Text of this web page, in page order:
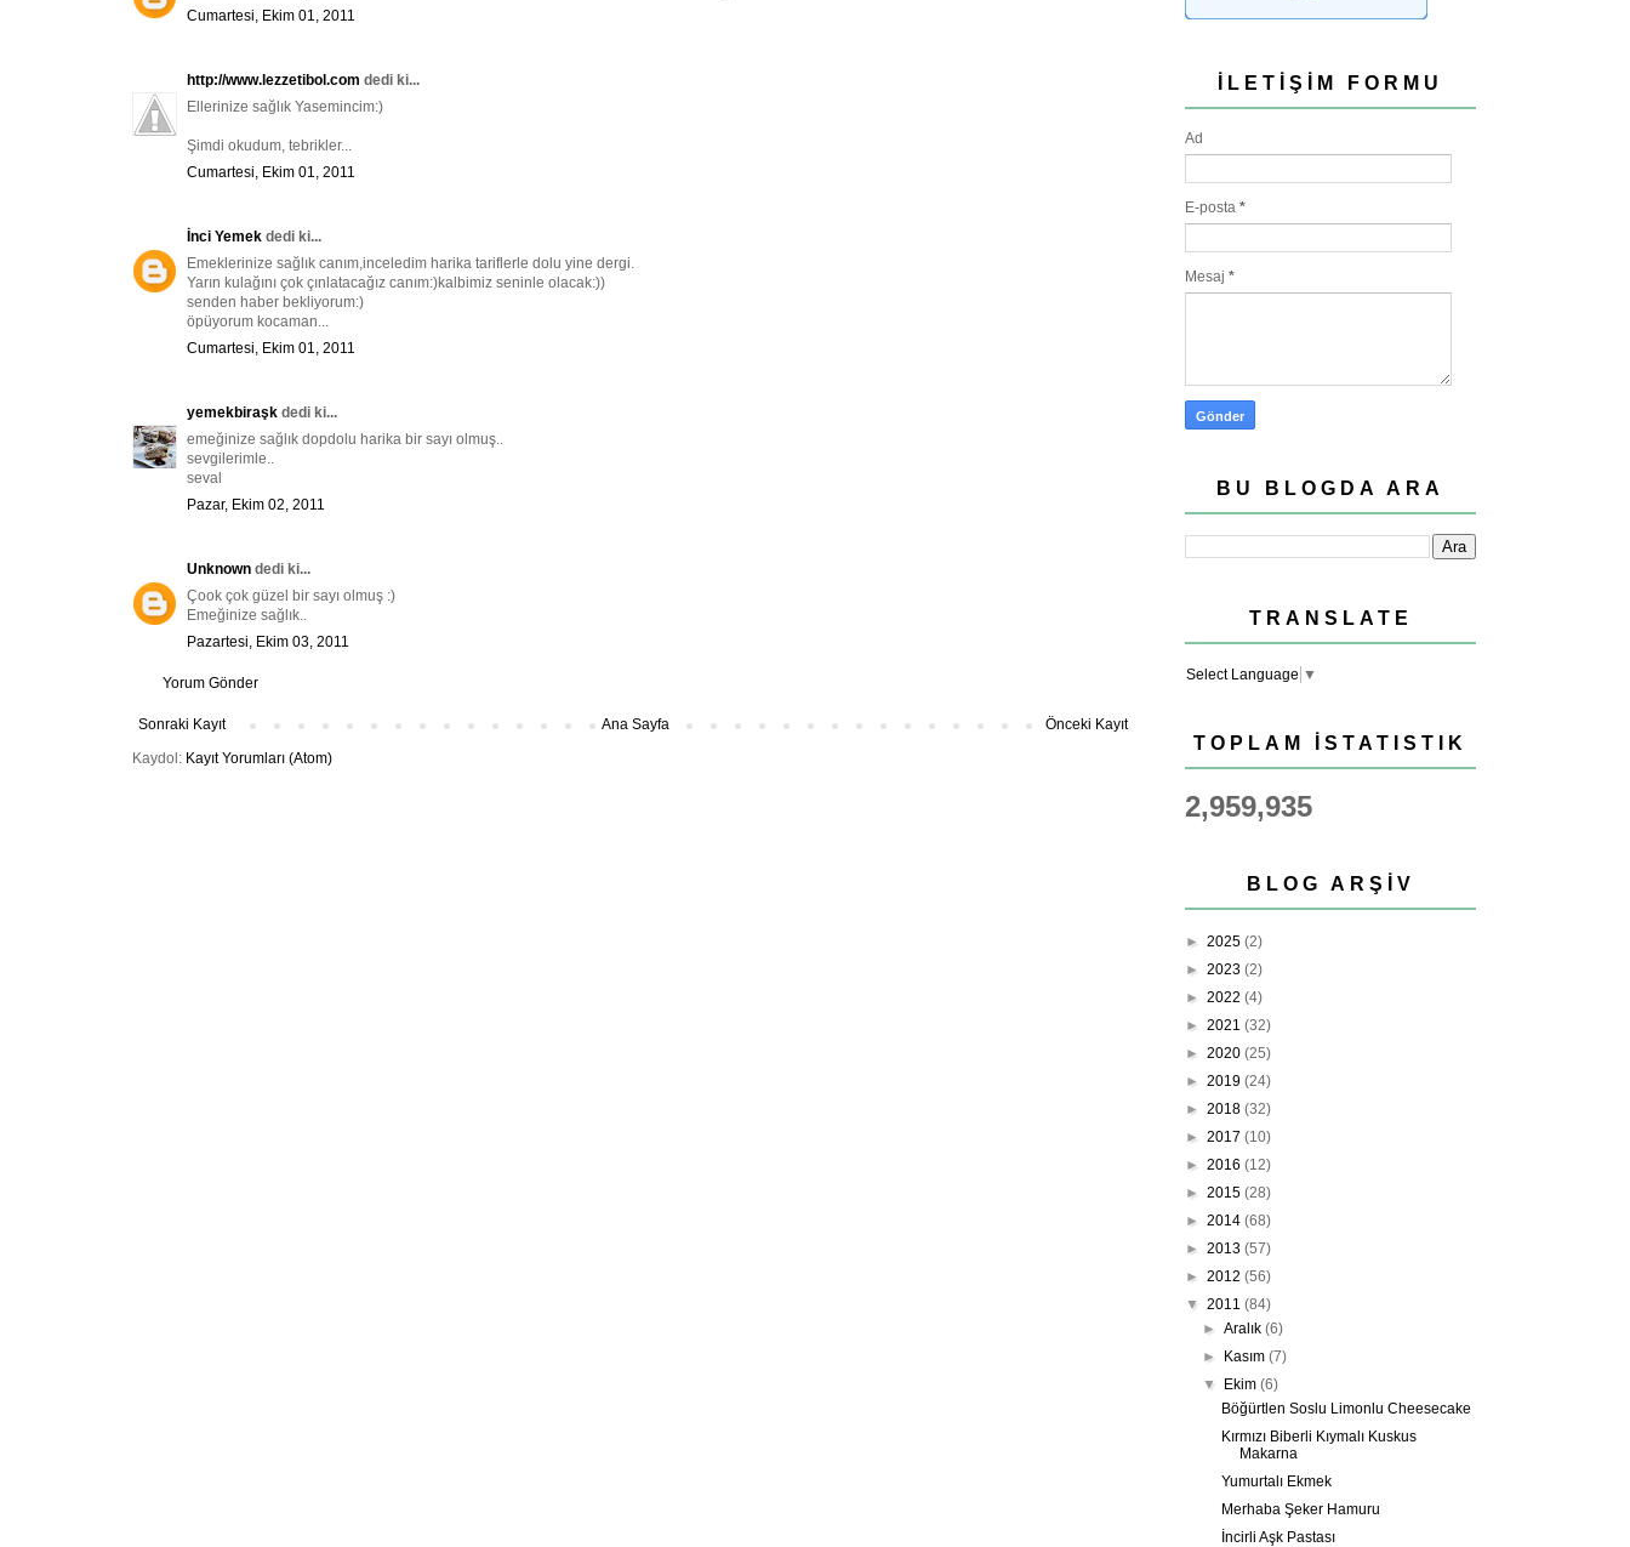
Cumartesi, Ekim 01, 2011
http://www.lezzetibol.com dedi ki...
Ellerinize sağlık Yasemincim:)
Şimdi okudum, tebrikler...
Cumartesi, Ekim 01, 2011
İnci Yemek dedi ki...
Emeklerinize sağlık canım,inceledim harika tariflerle dolu yine dergi.
Yarın kulağını çok çınlatacağız canım:)kalbimiz seninle olacak:))
senden haber bekliyorum:)
öpüyorum kocaman...
Cumartesi, Ekim 01, 2011
yemekbiraşk dedi ki...
emeğinize sağlık dopdolu harika bir sayı olmuş..
sevgilerimle..
seval
Pazar, Ekim 02, 2011
Unknown dedi ki...
Çook çok güzel bir sayı olmuş :)
Emeğinize sağlık..
Pazartesi, Ekim 03, 2011
Yorum Gönder
Sonraki Kayıt Önceki Kayıt
Ana Sayfa
Kaydol: Kayıt Yorumları (Atom)
İLETIŞIM FORMU
Ad
E-posta *
Mesaj *
BU BLOGDA ARA
TRANSLATE
Select Language ▼
TOPLAM İSTATISTIK
2,959,935
BLOG ARŞIV
► 2025 (2)
► 2023 (2)
► 2022 (4)
► 2021 (32)
► 2020 (25)
► 2019 (24)
► 2018 (32)
► 2017 (10)
► 2016 (12)
► 2015 (28)
► 2014 (68)
► 2013 (57)
► 2012 (56)
▼ 2011 (84)
►Aralık(6)
► Kasım(7)
▼ Ekim(6)
Böğürtlen Soslu Limonlu Cheesecake
Kırmızı Biberli Kıymalı Kuskus
Makarna
Yumurtalı Ekmek
Merhaba Şeker Hamuru
İncirli Aşk Pastası